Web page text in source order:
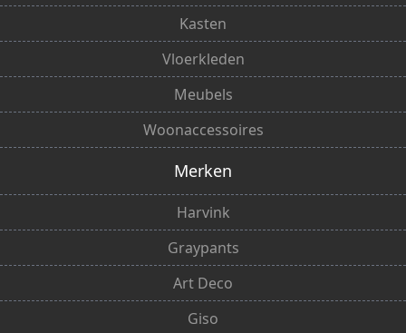
Kasten
Vloerkleden
Meubels
Woonaccessoires
Merken
Harvink
Graypants
Art Deco
Giso